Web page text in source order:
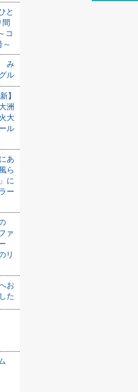
と
コ
～
み
ル
】
洲
大
ル
あ
ら
に
ー
ァ
リ
お
た